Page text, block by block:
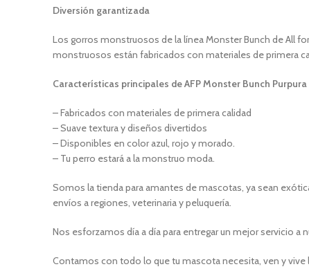
Diversión garantizada
Los gorros monstruosos de la línea Monster Bunch de All
monstruosos están fabricados con materiales de primera
Características principales de AFP Monster Bunch Purpura
– Fabricados con materiales de primera calidad
– Suave textura y diseños divertidos
– Disponibles en color azul, rojo y morado.
– Tu perro estará a la monstruo moda.
Somos la tienda para amantes de mascotas, ya sean
envíos a regiones, veterinaria y peluquería.
Nos esforzamos día a día para entregar un mejor servicio a
Contamos con todo lo que tu mascota necesita, ven y vive